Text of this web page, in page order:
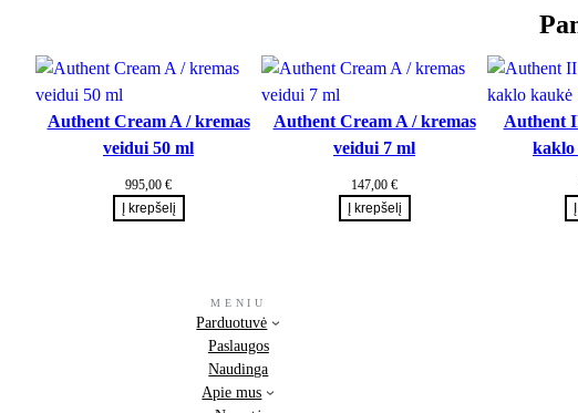
Authent Cream A / kremas
veidui 50 ml
995,00 €
Į krepšelį
Authent Cream A / kremas
veidui 7 ml
147,00 €
Į krepšelį
Authent
kaklo
MENIU
Parduotuvė
Paslaugos
Naudinga
Apie mus